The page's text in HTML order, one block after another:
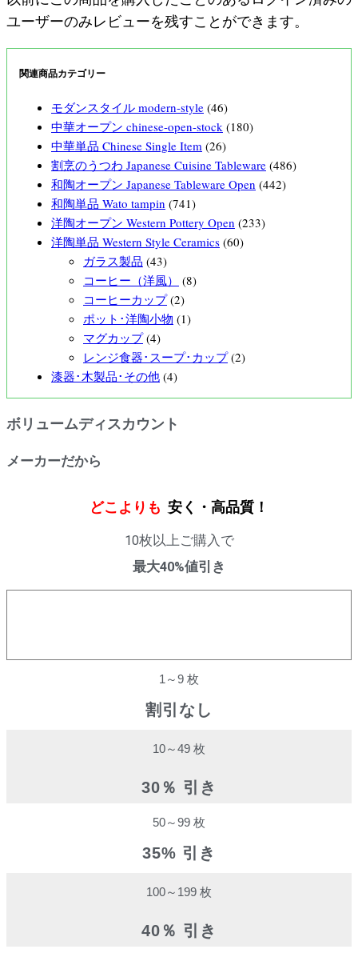
ユーザーのみレビューを残すことができます。
関連商品カテゴリー
モダンスタイル modern-style (46)
中華オープン chinese-open-stock (180)
中華単品 Chinese Single Item (26)
割烹のうつわ Japanese Cuisine Tableware (486)
和陶オープン Japanese Tableware Open (442)
和陶単品 Wato tampin (741)
洋陶オープン Western Pottery Open (233)
洋陶単品 Western Style Ceramics (60)
ガラス製品 (43)
コーヒー（洋風）
(8)
コーヒーカップ (2)
ポット･洋陶小物 (1)
マグカップ (4)
レンジ食器･スープ･カップ (2)
漆器･木製品･その他 (4)
ボリュームディスカウント
メーカーだから
どこよりも 安く・高品質！
10枚以上ご購入で
最大40%値引き
1～9 枚
割引なし
10～49 枚
30％ 引き
50～99 枚
35% 引き
100～199 枚
40％ 引き